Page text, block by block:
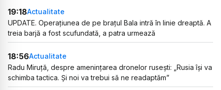
19:18Actualitate
UPDATE. Operațiunea de pe brațul Bala intră în linie dreaptă. A
treia barjă a fost scufundată, a patra urmează
18:56Actualitate
Radu Miruță, despre amenințarea dronelor rusești: „Rusia își va
schimba tactica. Și noi va trebui să ne readaptăm”